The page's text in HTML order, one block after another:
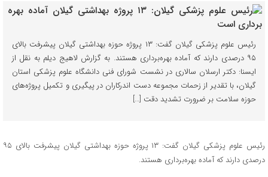
رئیس علوم پزشکی گیلان گفت: ۱۳ پروژه حوزه بهداشتی گیلان پیشرفت بالای
۹۵ درصدی دارند که آماده بهره‌برداری هستند. به گزارش لاهیج دیلم به نقل از
ایسنا: دکتر ارسلان سالاری در نشست شورای فنی دانشگاه علوم پزشکی استان
گیلان، با تقدیر از زحمات مجموعه دست اندرکاران در پیگیری و تکمیل پروژه‌های
حوزه سلامت بر ضرورت تشدید دقت […]
رئیس علوم پزشکی گیلان گفت: ۱۳ پروژه حوزه بهداشتی گیلان پیشرفت بالای ۹۵
درصدی دارند که آماده بهره‌برداری هستند.